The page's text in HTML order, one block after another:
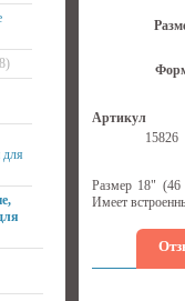
для
Артикул
15826
Размер 18" (46
Имеет